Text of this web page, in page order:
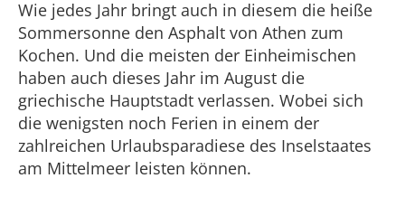
Wie jedes Jahr bringt auch in diesem die heiße
Sommersonne den Asphalt von Athen zum
Kochen. Und die meisten der Einheimischen
haben auch dieses Jahr im August die
griechische Hauptstadt verlassen. Wobei sich
die wenigsten noch Ferien in einem der
zahlreichen Urlaubsparadiese des Inselstaates
am Mittelmeer leisten können.